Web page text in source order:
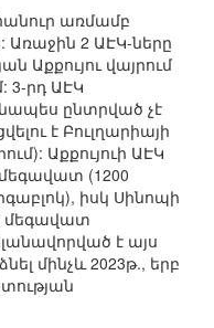
առմամբ
Առաջին 2 ԱԷԿ-ները
Աքքույու վայրում
3-րդ ԱԷԿ
ընտրված չէ
է Բուլղարիայի
Աքքույուի ԱԷԿ
մեգավատ (1200
իսկ Սինոպի
մեգավատ
է այս
մինչև 2023թ., երբ